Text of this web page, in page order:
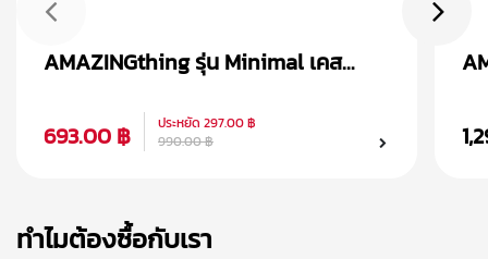
AMAZINGthing รุ่น Minimal เคส
693.00 ฿
ประหยัด 297.00 ฿
990.00 ฿
ทำไมต้องซื้อกับเรา